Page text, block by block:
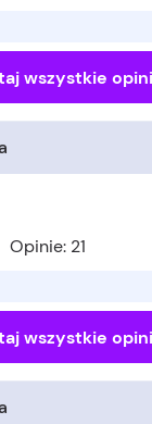
wszystkie
Opinie: 21
wszystkie